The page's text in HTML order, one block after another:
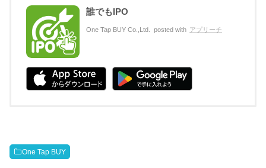
誰でもIPO
One Tap BUY Co.,Ltd. posted with アプリーチ
One Tap BUY